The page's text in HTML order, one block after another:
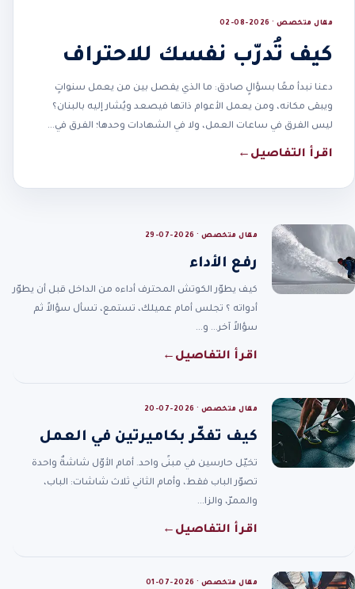
مقال متخصص · 2026-08-02
كيف تُدرّب نفسك للاحتراف
دعنا نبدأ معًا بسؤالٍ صادق: ما الذي يفصل بين من يعمل سنواتٍ
ويبقى مكانه، ومن يعمل الأعوام ذاتها فيصعد ويُشار إليه بالبنان؟
ليس الفرق في ساعات العمل، ولا في الشهادات وحدها؛ الفرق في…
اقرأ التفاصيل ←
مقال متخصص · 2026-07-29
رفع الأداء
كيف يطوّر الكوتش المحترف أداءه من الداخل قبل أن يطوّر
أدواته ؟ تجلس أمام عميلك، تستمع، تسأل سؤالاً ثم
سؤالاً آخر… و…
اقرأ التفاصيل ←
مقال متخصص · 2026-07-20
كيف تفكّر بكاميرتين في العمل
تخيّل حارسين في مبنًى واحد. أمام الأوّل شاشةٌ واحدة
تصوّر الباب فقط، وأمام الثاني ثلاث شاشات: الباب،
والممرّ، والزا…
اقرأ التفاصيل ←
مقال متخصص · 2026-07-01